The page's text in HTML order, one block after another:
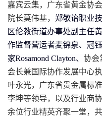
嘉宾云集，广东省黄金协
院长莫伟基， 郑敬诒职业
区伦教街道办事处副主任黄
作监督营运者麦锦泉、冠
家Rosamond Clayton、 协会
会长兼国际协作发展中心
叶永光，广东省贵金属标
李坤等领导，以及行业商
余位行业精英齐聚一堂，共